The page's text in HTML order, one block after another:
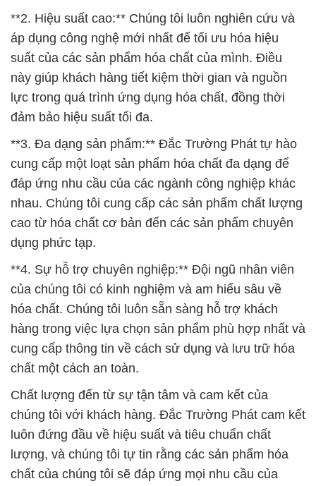
**2. Hiệu suất cao:** Chúng tôi luôn nghiên cứu và
áp dụng công nghệ mới nhất để tối ưu hóa hiệu
suất của các sản phẩm hóa chất của mình. Điều
này giúp khách hàng tiết kiệm thời gian và nguồn
lực trong quá trình ứng dụng hóa chất, đồng thời
đảm bảo hiệu suất tối đa.
**3. Đa dạng sản phẩm:** Đắc Trường Phát tự hào
cung cấp một loạt sản phẩm hóa chất đa dạng để
đáp ứng nhu cầu của các ngành công nghiệp khác
nhau. Chúng tôi cung cấp các sản phẩm chất lượng
cao từ hóa chất cơ bản đến các sản phẩm chuyên
dụng phức tạp.
**4. Sự hỗ trợ chuyên nghiệp:** Đội ngũ nhân viên
của chúng tôi có kinh nghiệm và am hiểu sâu về
hóa chất. Chúng tôi luôn sẵn sàng hỗ trợ khách
hàng trong việc lựa chọn sản phẩm phù hợp nhất và
cung cấp thông tin về cách sử dụng và lưu trữ hóa
chất một cách an toàn.
Chất lượng đến từ sự tận tâm và cam kết của
chúng tôi với khách hàng. Đắc Trường Phát cam kết
luôn đứng đầu về hiệu suất và tiêu chuẩn chất
lượng, và chúng tôi tự tin rằng các sản phẩm hóa
chất của chúng tôi sẽ đáp ứng mọi nhu cầu của